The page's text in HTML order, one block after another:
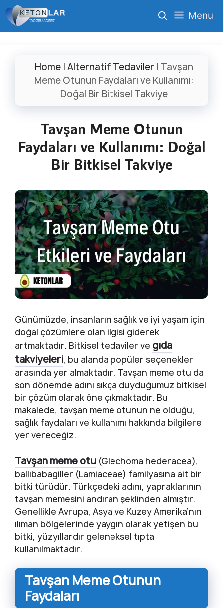
İçeriğe
atla
Menu
Home | Alternatif Tedaviler | Tavşan
Meme Otunun Faydaları ve Kullanımı:
Doğal Bir Bitkisel Takviye
Tavşan Meme Otunun
Faydaları ve Kullanımı: Doğal
Bir Bitkisel Takviye
Günümüzde, insanların sağlık ve iyi yaşam için
doğal çözümlere olan ilgisi giderek
artmaktadır. Bitkisel tedaviler ve gıda
takviyeleri, bu alanda popüler seçenekler
arasında yer almaktadır. Tavşan meme otu da
son dönemde adını sıkça duyduğumuz bitkisel
bir çözüm olarak öne çıkmaktadır. Bu
makalede, tavşan meme otunun ne olduğu,
sağlık faydaları ve kullanımı hakkında bilgilere
yer vereceğiz.
Tavşan meme otu (Glechoma hederacea),
ballıbabagiller (Lamiaceae) familyasına ait bir
bitki türüdür. Türkçedeki adını, yapraklarının
tavşan memesini andıran şeklinden almıştır.
Genellikle Avrupa, Asya ve Kuzey Amerika’nın
ılıman bölgelerinde yaygın olarak yetişen bu
bitki, yüzyıllardır geleneksel tıpta
kullanılmaktadır.
Tavşan Meme Otunun
Faydaları